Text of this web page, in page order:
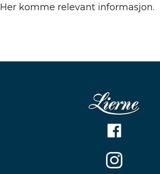
Her komme relevant informasjon.